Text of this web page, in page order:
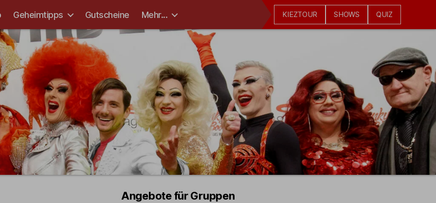
Geheimtipps Gutscheine Mehr... KIEZTOUR SHOWS QUIZ
Angebote für Gruppen